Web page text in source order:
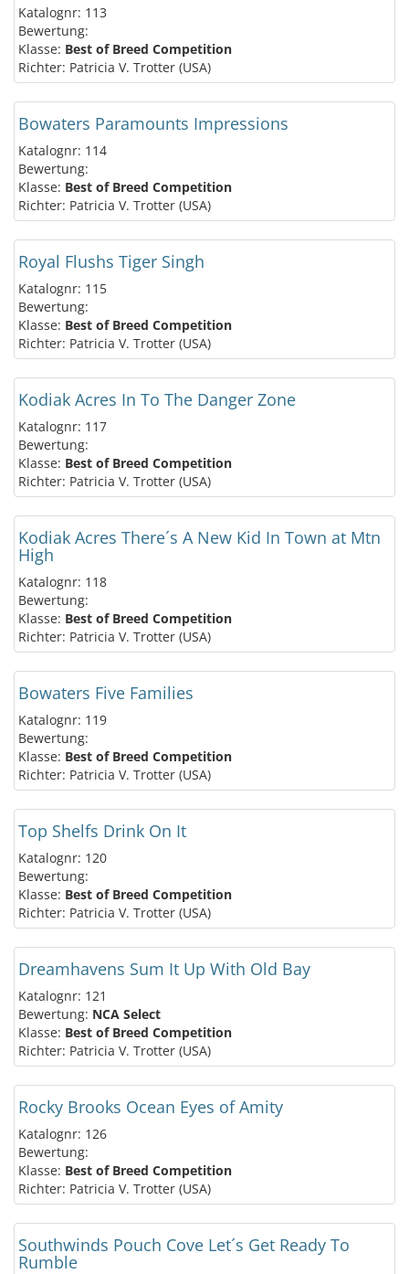
Katalognr: 113
Bewertung:
Klasse: Best of Breed Competition
Richter: Patricia V. Trotter (USA)
Bowaters Paramounts Impressions
Katalognr: 114
Bewertung:
Klasse: Best of Breed Competition
Richter: Patricia V. Trotter (USA)
Royal Flushs Tiger Singh
Katalognr: 115
Bewertung:
Klasse: Best of Breed Competition
Richter: Patricia V. Trotter (USA)
Kodiak Acres In To The Danger Zone
Katalognr: 117
Bewertung:
Klasse: Best of Breed Competition
Richter: Patricia V. Trotter (USA)
Kodiak Acres There´s A New Kid In Town at Mtn
High
Katalognr: 118
Bewertung:
Klasse: Best of Breed Competition
Richter: Patricia V. Trotter (USA)
Bowaters Five Families
Katalognr: 119
Bewertung:
Klasse: Best of Breed Competition
Richter: Patricia V. Trotter (USA)
Top Shelfs Drink On It
Katalognr: 120
Bewertung:
Klasse: Best of Breed Competition
Richter: Patricia V. Trotter (USA)
Dreamhavens Sum It Up With Old Bay
Katalognr: 121
Bewertung: NCA Select
Klasse: Best of Breed Competition
Richter: Patricia V. Trotter (USA)
Rocky Brooks Ocean Eyes of Amity
Katalognr: 126
Bewertung:
Klasse: Best of Breed Competition
Richter: Patricia V. Trotter (USA)
Southwinds Pouch Cove Let´s Get Ready To
Rumble